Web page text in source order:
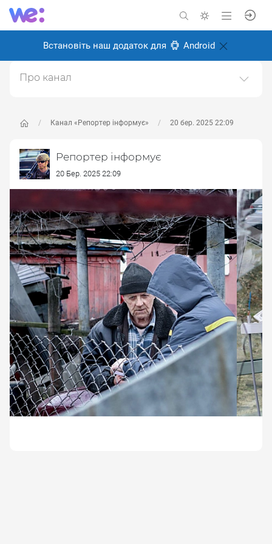
Встановіть наш додаток для Android
Канал «Репортер інформує» 20 бер. 2025 22:09
Репортер інформує
20 Бер. 2025 22:09
Про канал
Створено: 26 серпня 2024